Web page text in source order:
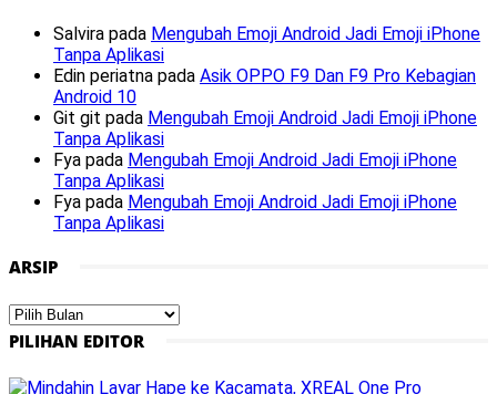
Salvira pada Mengubah Emoji Android Jadi Emoji iPhone
Tanpa Aplikasi
Edin periatna pada Asik OPPO F9 Dan F9 Pro Kebagian
Android 10
Git git pada Mengubah Emoji Android Jadi Emoji iPhone
Tanpa Aplikasi
Fya pada Mengubah Emoji Android Jadi Emoji iPhone
Tanpa Aplikasi
Fya pada Mengubah Emoji Android Jadi Emoji iPhone
Tanpa Aplikasi
ARSIP
Arsip
PILIHAN EDITOR